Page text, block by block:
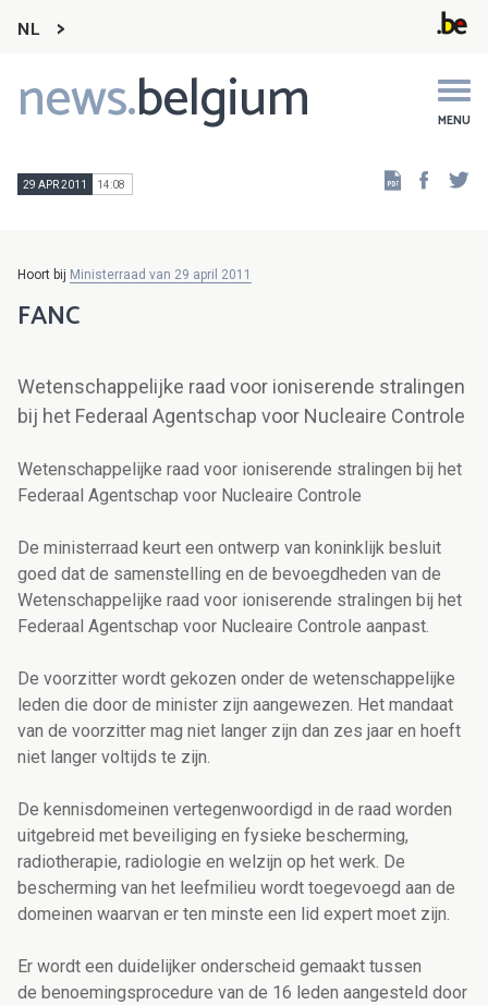
NL
news.belgium MENU
Main
navigation
29 APR 2011 14:08
Hoort bij Ministerraad van 29 april 2011
FANC
Wetenschappelijke raad voor ioniserende stralingen
bij het Federaal Agentschap voor Nucleaire Controle
Wetenschappelijke raad voor ioniserende stralingen bij het
Federaal Agentschap voor Nucleaire Controle
De ministerraad keurt een ontwerp van koninklijk besluit
goed dat de samenstelling en de bevoegdheden van de
Wetenschappelijke raad voor ioniserende stralingen bij het
Federaal Agentschap voor Nucleaire Controle aanpast.
De voorzitter wordt gekozen onder de wetenschappelijke
leden die door de minister zijn aangewezen. Het mandaat
van de voorzitter mag niet langer zijn dan zes jaar en hoeft
niet langer voltijds te zijn.
De kennisdomeinen vertegenwoordigd in de raad worden
uitgebreid met beveiliging en fysieke bescherming,
radiotherapie, radiologie en welzijn op het werk. De
bescherming van het leefmilieu wordt toegevoegd aan de
domeinen waarvan er ten minste een lid expert moet zijn.
Er wordt een duidelijker onderscheid gemaakt tussen
de benoemingsprocedure van de 16 leden aangesteld door